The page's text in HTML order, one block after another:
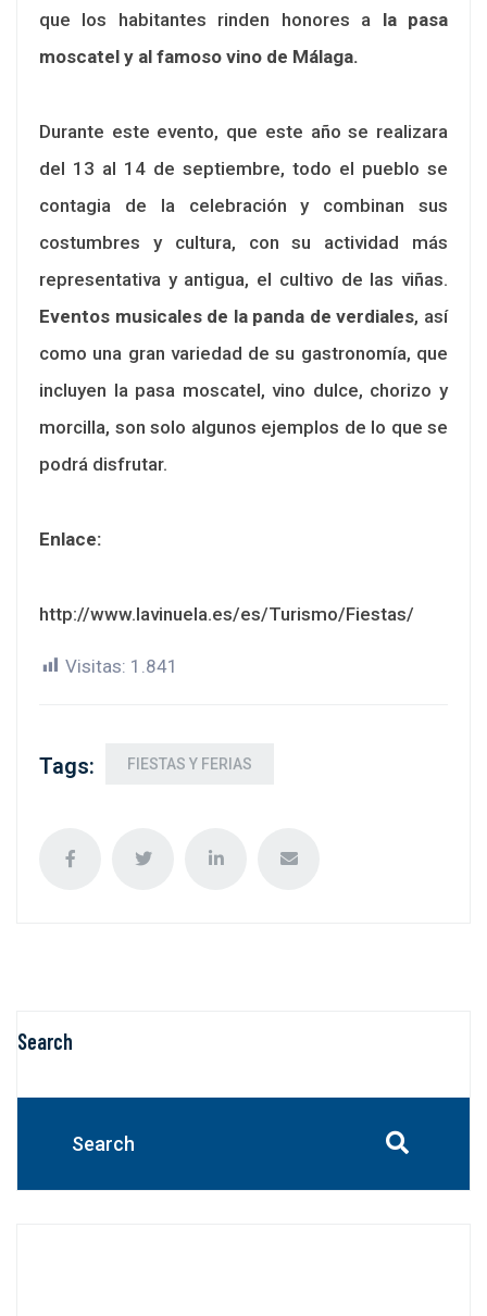
que los habitantes rinden honores a la pasa
moscatel y al famoso vino de Málaga.
Durante este evento, que este año se realizara
del 13 al 14 de septiembre, todo el pueblo se
contagia de la celebración y combinan sus
costumbres y cultura, con su actividad más
representativa y antigua, el cultivo de las viñas.
Eventos musicales de la panda de verdiales, así
como una gran variedad de su gastronomía, que
incluyen la pasa moscatel, vino dulce, chorizo y
morcilla, son solo algunos ejemplos de lo que se
podrá disfrutar.
Enlace:
http://www.lavinuela.es/es/Turismo/Fiestas/
Visitas: 1.841
Tags: FIESTAS Y FERIAS
Search